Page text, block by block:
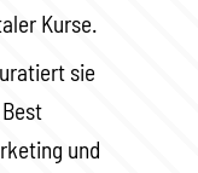
Kurse.
sie
und